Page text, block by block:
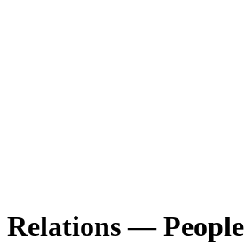
Relations — People